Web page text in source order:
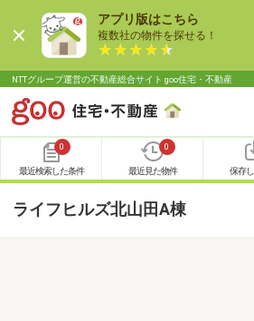
アプリ版はこちら
複数社の物件を探せる！
NTTグループ運営の不動産総合サイト goo住宅・不動産
0
最近検索した条件
0
最近見た物件 保存
ライフヒルズ北山田A棟